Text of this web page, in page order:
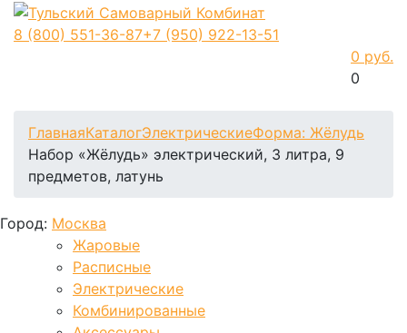
8 (800) 551-36-87+7 (950) 922-13-51
0 руб.
0
ГлавнаяКаталогЭлектрическиеФорма: Жёлудь
Набор «Жёлудь» электрический, 3 литра, 9
предметов, латунь
Город: Москва
Жаровые
Расписные
Электрические
Комбинированные